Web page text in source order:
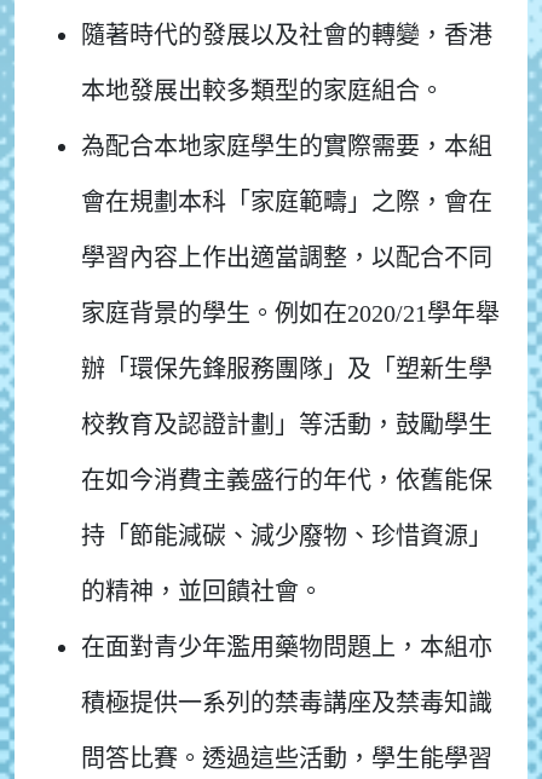
隨著時代的發展以及社會的轉變，香港
本地發展出較多類型的家庭組合。
為配合本地家庭學生的實際需要，本組
會在規劃本科「家庭範疇」之際，會在
學習內容上作出適當調整，以配合不同
家庭背景的學生。例如在2020/21學年舉
辦「環保先鋒服務團隊」及「塑新生學
校教育及認證計劃」等活動，鼓勵學生
在如今消費主義盛行的年代，依舊能保
持「節能減碳、減少廢物、珍惜資源」
的精神，並回饋社會。
在面對青少年濫用藥物問題上，本組亦
積極提供一系列的禁毒講座及禁毒知識
問答比賽。透過這些活動，學生能學習